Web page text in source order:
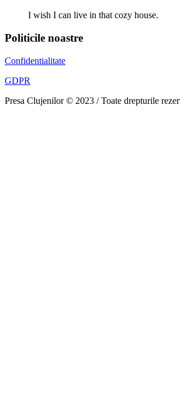
I wish I can live in that cozy house.
Politicile noastre
Confidentialitate
GDPR
Presa Clujenilor © 2023 / Toate drepturile